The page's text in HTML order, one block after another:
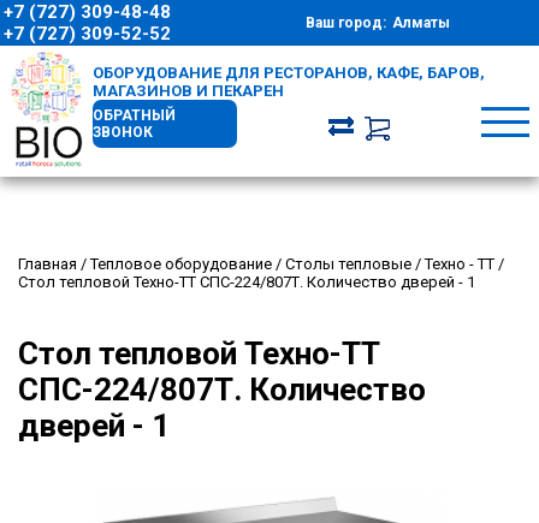
+7 (727) 309-48-48
+7 (727) 309-52-52
Ваш город: Алматы
ОБОРУДОВАНИЕ ДЛЯ РЕСТОРАНОВ, КАФЕ, БАРОВ,
МАГАЗИНОВ И ПЕКАРЕН
ОБРАТНЫЙ
ЗВОНОК
Главная /Тепловое оборудование / Столы тепловые /Техно - ТТ /
Стол тепловой Техно-ТТ СПС-224/807Т. Количество дверей - 1
Стол тепловой Техно-ТТ
СПС-224/807Т. Количество
дверей - 1